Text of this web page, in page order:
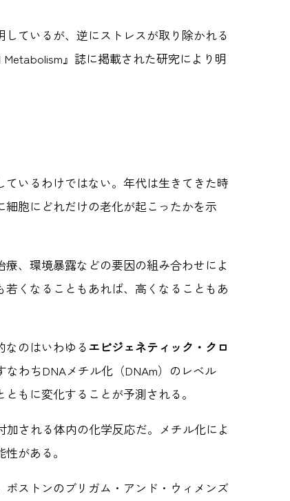
ているが、逆にストレスが取り除かれる
』誌に掲載された研究により明
いるわけではない。年代は生きてきた時
胞にどれだけの老化が起こったかを示
、環境暴露などの要因の組み合わせによ
くなることもあれば、高くなることもあ
のはいわゆるエピジェネティック・クロ
わちDNAメチル化（DNAm）のレベル
もに変化することが予測される。
される体内の化学反応だ。メチル化によ
がある。
ストンのブリガム・アンド・ウィメンズ